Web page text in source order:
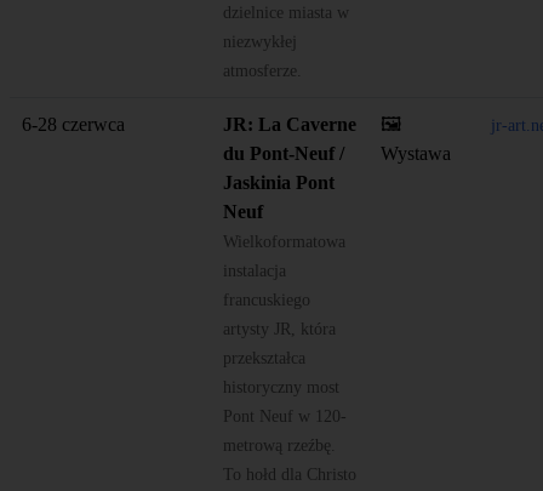
dzielnice miasta w
niezwykłej
atmosferze.
6-28 czerwca
JR: La Caverne
du Pont-Neuf /
Jaskinia Pont
Neuf
Wielkoformatowa
instalacja
francuskiego
artysty JR, która
przekształca
historyczny most
Pont Neuf w 120-
metrową rzeźbę.
To hołd dla Christo
🖼️
Wystawa
jr-